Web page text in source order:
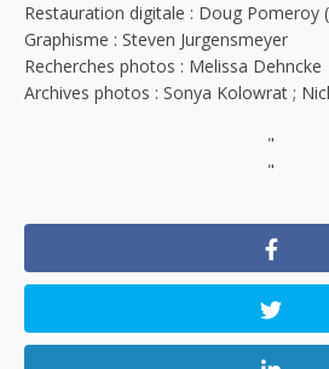
Restauration digitale : Doug Pomeroy
Graphisme : Steven Jurgensmeyer
Recherches photos : Melissa Dehncke
Archives photos : Sonya Kolowrat ;
"
"